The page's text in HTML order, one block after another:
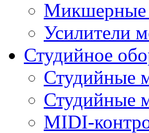
Микшерные
Усилители
Студийное
Студийные
Студийные
MIDI-